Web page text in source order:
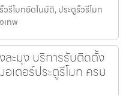
รีโมทอัตโนมัติ, ประตูรั้วรีโมท
เทพ
ละมุง บริการรับติดตั้ง
เตอร์ประตูรีโมท ครบ